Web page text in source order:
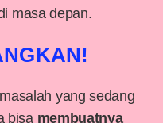
masa depan.
yang sedang
bisa membuatnya